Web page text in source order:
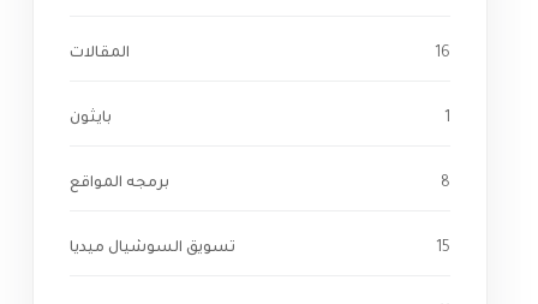
المقالات 16
بايثون 1
برمجه المواقع 8
تسويق السوشيال ميديا 15